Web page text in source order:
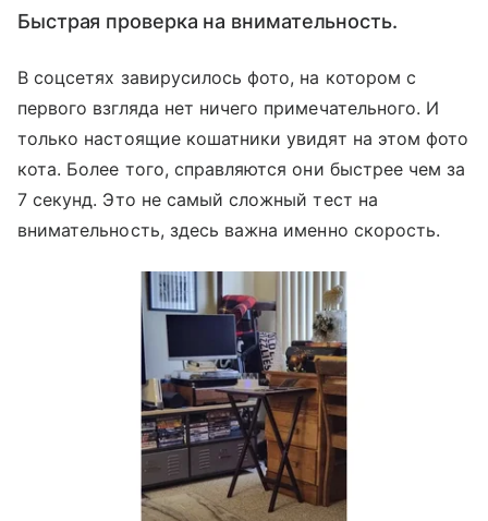
Быстрая проверка на внимательность.
В соцсетях завирусилось фото, на котором с
первого взгляда нет ничего примечательного. И
только настоящие кошатники увидят на этом фото
кота. Более того, справляются они быстрее чем за
7 секунд. Это не самый сложный тест на
внимательность, здесь важна именно скорость.